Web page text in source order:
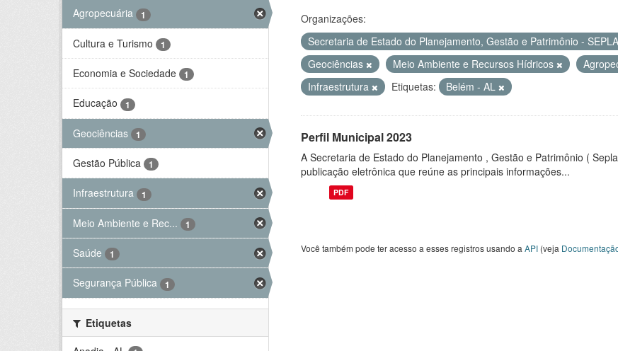
Agropecuária
1
Cultura e Turismo 1
Economia e Sociedade 1
Educação 1
Geociências 1
Gestão Pública 1
Infraestrutura 1
Meio Ambiente e Rec... 1
Saúde 1
Segurança Pública 1
Etiquetas
Organizações:
Secretaria de Estado do Planejamento, Gestão e Patrimônio -
Geociências
Meio Ambiente e Recursos Hídricos
Infraestrutura
Etiquetas: Belém - AL
Perfil Municipal 2023
A Secretaria de Estado do Planejamento , Gestão e Patrimônio (
publicação eletrônica que reúne as principais informações...
PDF
Você também pode ter acesso a esses registros usando a API (veja